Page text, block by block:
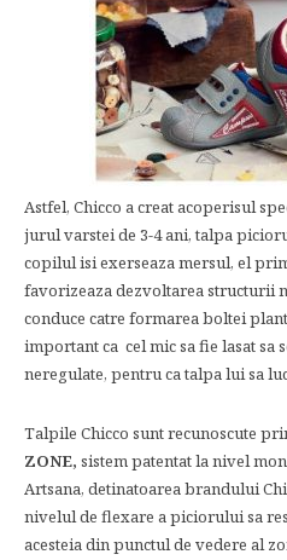
Astfel, Chicco a creat acoperisul
jurul varstei de 3-4 ani, talpa
copilul isi exerseaza mersul, el
favorizeaza dezvoltarea structurii
conduce catre formarea boltei
important ca cel mic sa fie lasat sa
neregulate, pentru ca talpa lui sa
Talpile Chicco sunt recunoscute
ZONE, sistem patentat la nivel
Artsana, detinatoarea brandului
nivelul de flexare a piciorului sa
acesteia din punctul de vedere al